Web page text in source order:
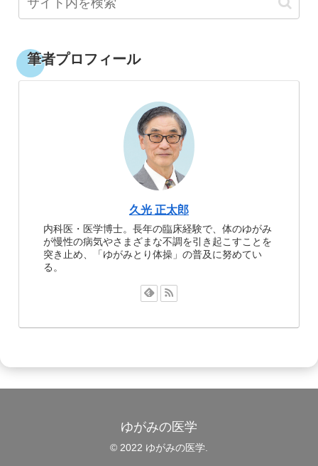
筆者プロフィール
久光 正太郎
内科医・医学博士。長年の臨床経験で、体のゆがみ
が慢性の病気やさまざまな不調を引き起こすことを
突き止め、「ゆがみとり体操」の普及に努めてい
る。
ゆがみの医学
© 2022 ゆがみの医学.